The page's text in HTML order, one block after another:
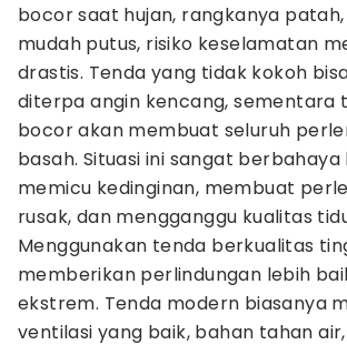
bocor saat hujan, rangkanya
mudah putus, risiko keselamatan
drastis. Tenda yang tidak kokoh
diterpa angin kencang, sementara
bocor akan membuat seluruh
basah. Situasi ini sangat
memicu kedinginan, membuat
rusak, dan mengganggu kualitas
Menggunakan tenda berkualitas
memberikan perlindungan lebih
ekstrem. Tenda modern biasanya
ventilasi yang baik, bahan tahan